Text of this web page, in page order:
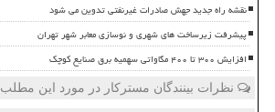
نقشه راه جدید جهش صادرات غیرنفتی تدوین می شود
پیشرفت زیرساخت های شهری و نوسازی معابر شهر تهران
افزایش ۳۰۰ تا ۴۰۰ مگاواتی سهمیه برق صنایع کوچک
نظرات بینندگان مسترکار در مورد این مطلب